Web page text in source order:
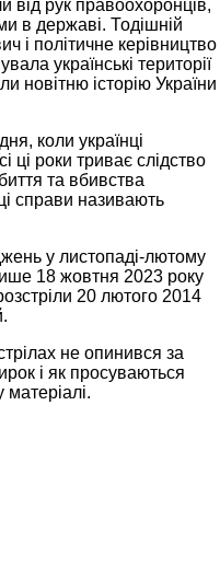
рук правоохоронців,
в державі. Тодішній
і політичне керівництво
українські території
новітню історію України
коли українці
ці роки триває слідство
та вбивства
справи називають
у листопаді-лютому
18 жовтня 2023 року
20 лютого 2014
не опинився за
і як просуваються